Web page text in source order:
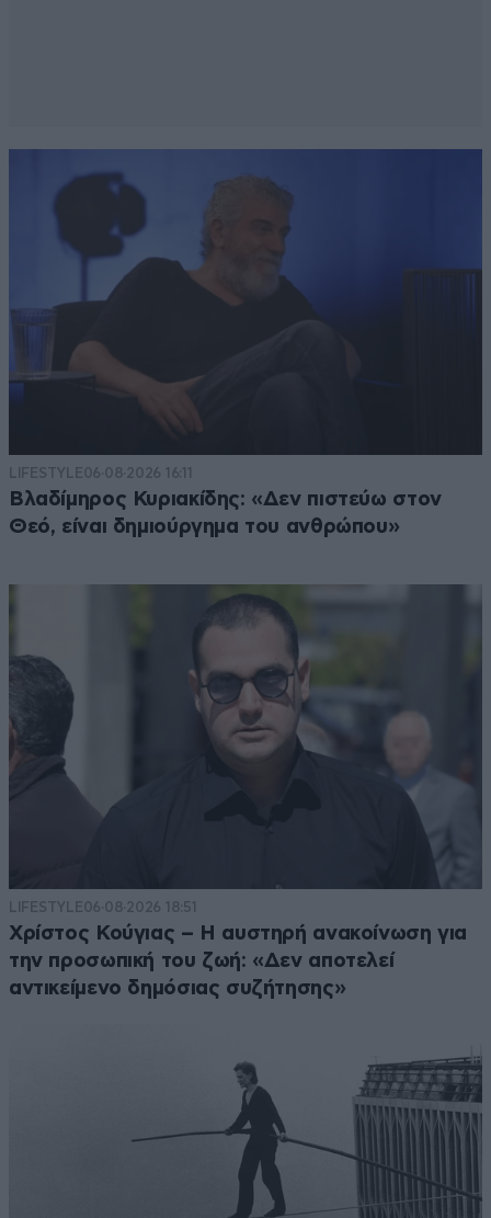
LIFESTYLE06·08·2026 16:11
Βλαδίμηρος Κυριακίδης: «Δεν πιστεύω στον
Θεό, είναι δημιούργημα του ανθρώπου»
LIFESTYLE06·08·2026 18:51
Χρίστος Κούγιας – Η αυστηρή ανακοίνωση για
την προσωπική του ζωή: «Δεν αποτελεί
αντικείμενο δημόσιας συζήτησης»